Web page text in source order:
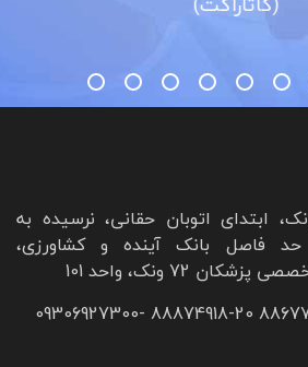
ابتدای اتوبان حقانی، نرسیده به
حد فاصل بانک آینده و کشاورزی،
72 ونک، واحد 101
88677792 - 88677611 88874918-20 09306927300-